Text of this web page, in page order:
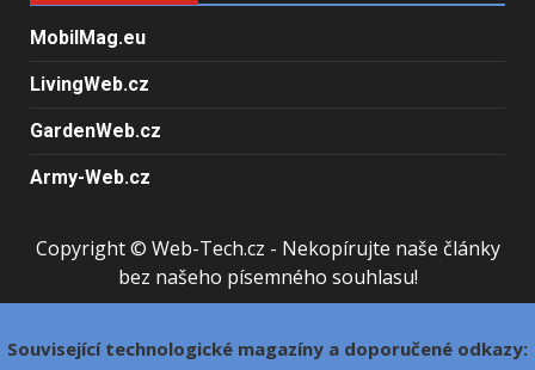
MobilMag.eu
LivingWeb.cz
GardenWeb.cz
Army-Web.cz
Copyright © Web-Tech.cz - Nekopírujte naše články
bez našeho písemného souhlasu!
Související technologické magazíny a doporučené odkazy: